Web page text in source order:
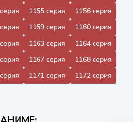
1155 серия
1156 серия
1159 серия
1160 серия
1163 серия
1164 серия
1167 серия
1168 серия
1171 серия 1172 серия